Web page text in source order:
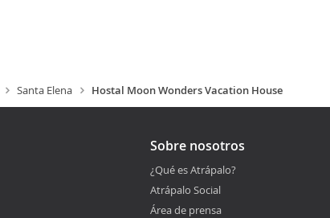
Santa Elena Hostal Moon Wonders Vacation House
Sobre nosotros
¿Qué es Atrápalo?
Atrápalo Social
Área de prensa